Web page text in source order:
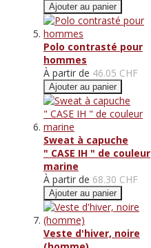
Ajouter au panier
Polo contrasté pour
hommes
À partir de 46.05 CHF
Ajouter au panier
Sweat à capuche
" CASE IH " de couleur
marine
À partir de 68.30 CHF
Ajouter au panier
Veste d'hiver, noire